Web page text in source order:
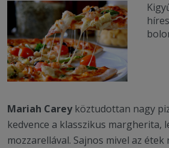
Mariah Careyköztudottan nagy
kedvence a klasszikus margherita,
mozzarellával. Sajnos mivel az